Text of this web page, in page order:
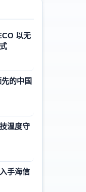
以无
温度守
手海信